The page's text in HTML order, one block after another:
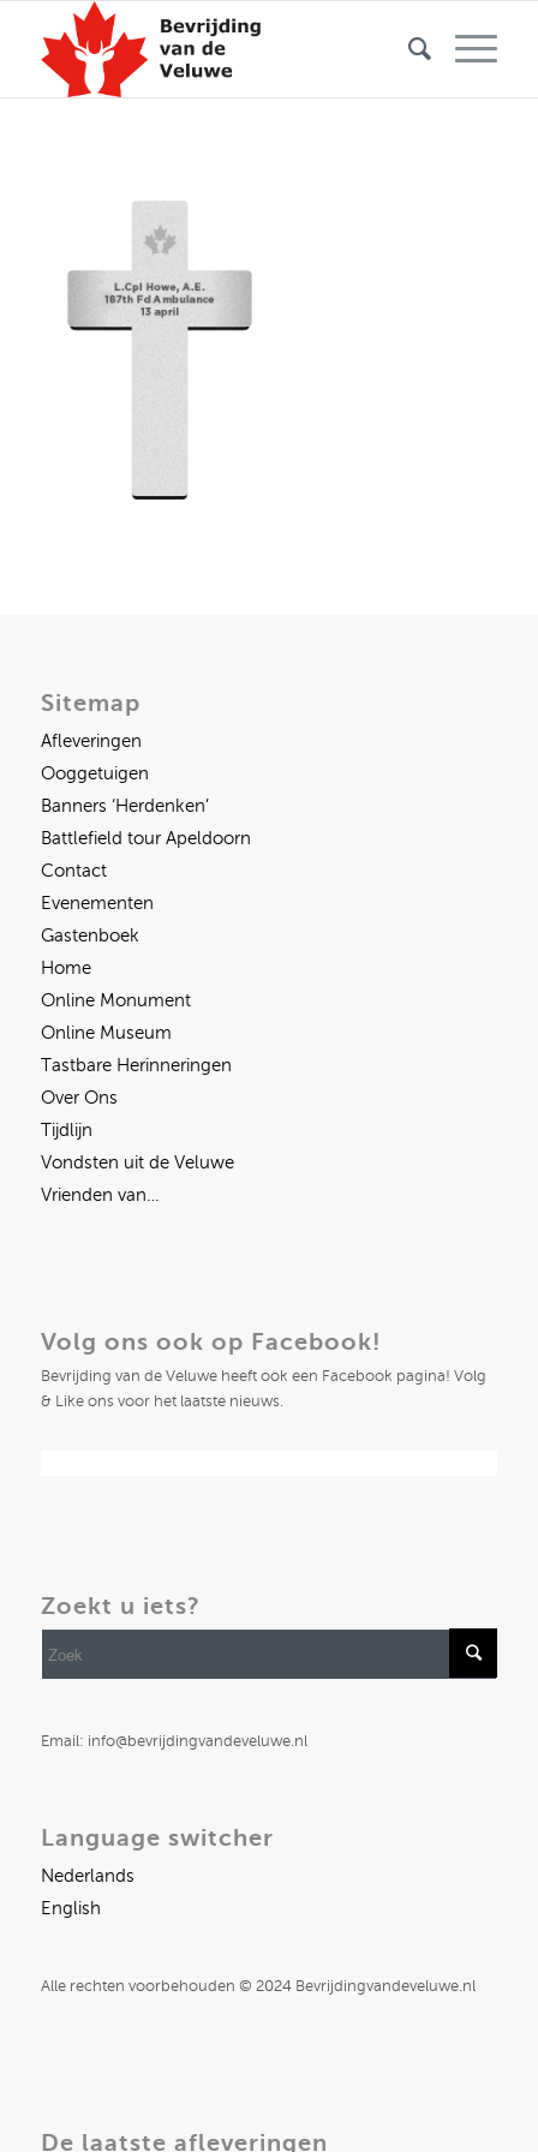
Sitemap
Afleveringen
Ooggetuigen
Banners ‘Herdenken’
Battlefield tour Apeldoorn
Contact
Evenementen
Gastenboek
Home
Online Monument
Online Museum
Tastbare Herinneringen
Over Ons
Tijdlijn
Vondsten uit de Veluwe
Vrienden van…
Volg ons ook op Facebook!
Bevrijding van de Veluwe heeft ook een Facebook pagina! Volg
& Like ons voor het laatste nieuws.
Zoekt u iets?
Email: info@bevrijdingvandeveluwe.nl
Language switcher
Nederlands
English
Alle rechten voorbehouden © 2024 Bevrijdingvandeveluwe.nl
De laatste afleveringen